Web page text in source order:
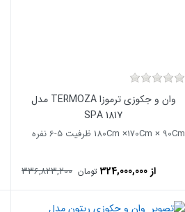
وان و جکوزی ترموزا TERMOZA مدل
1817 SPA
180Cm ×170Cm × 90Cm ظرفیت 5-6 نفره
از 324,000,000 تومان 336,823,200